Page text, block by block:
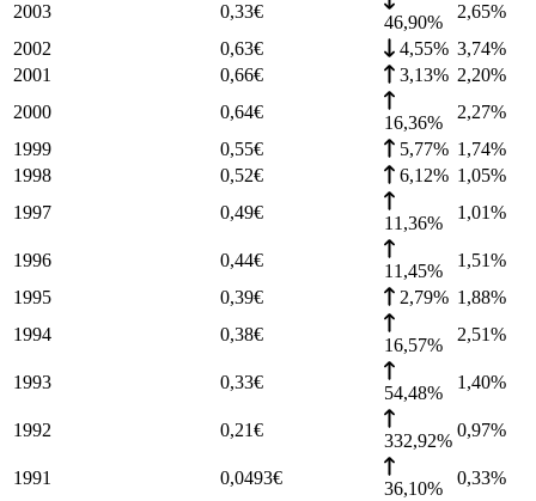
2003 0,33€
46,90%
2,65%
2002
0,63€ 4,55% 3,74%
2001
0,66€ 3,13% 2,20%
2000
0,64€
16,36%
2,27%
1999
0,55€ 5,77% 1,74%
1998
0,52€ 6,12% 1,05%
1997
0,49€
11,36%
1,01%
1996 0,44€
11,45%
1,51%
1995
0,39€ 2,79% 1,88%
1994
0,38€
16,57%
2,51%
1993 0,33€
54,48%
1,40%
1992 0,21€
332,92%
0,97%
1991 0,0493€
36,10%
0,33%